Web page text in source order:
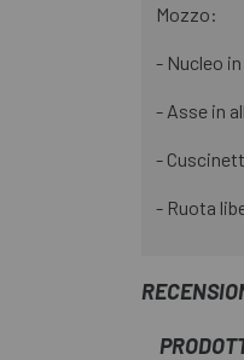
Mozzo:
- Nucleo
- Asse in
-
- Ruota